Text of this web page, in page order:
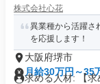
株式会社心花
異業種から活躍さ
を応援します！
大阪府堺市
月給30万円～35
求める人材: 【